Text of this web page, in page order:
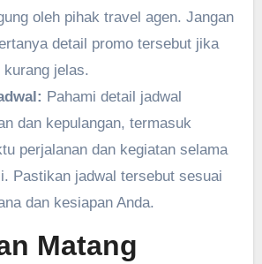
oleh pihak travel agen. Jangan
detail promo tersebut jika
kurang jelas.
Pahami detail jadwal
dan kepulangan, termasuk
perjalanan dan kegiatan selama
Pastikan jadwal tersebut sesuai
dan kesiapan Anda.
Matang